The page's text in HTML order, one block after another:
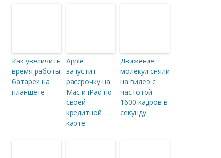
Как увеличить
время работы
батареи на
планшете
Apple
запустит
рассрочку на
Mac и iPad по
своей
кредитной
карте
Движение
молекул сняли
на видео с
частотой
1600 кадров в
секунду